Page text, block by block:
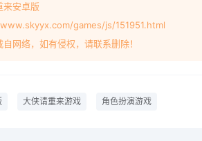
来安卓版
games/js/151951.html
网络，如有侵权，请联系删除！
大侠请重来游戏 角色扮演游戏